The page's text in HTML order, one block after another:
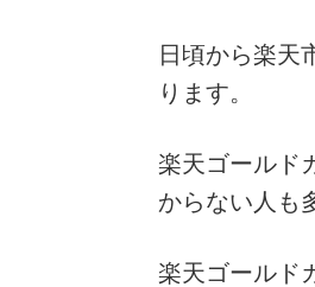
日頃から楽天
ります。
楽天ゴールド
からない人も
楽天ゴールド